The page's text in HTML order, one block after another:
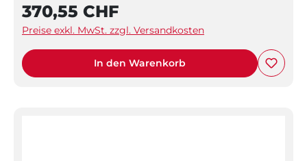
370,55 CHF
Preise exkl. MwSt. zzgl. Versandkosten
In den Warenkorb